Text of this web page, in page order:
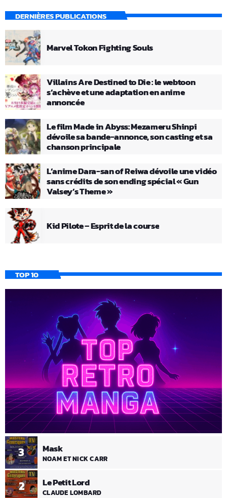
DERNIÈRES PUBLICATIONS
Marvel Tokon Fighting Souls
Villains Are Destined to Die : le webtoon
s’achève et une adaptation en anime
annoncée
Le film Made in Abyss: Mezameru Shinpi
dévoile sa bande-annonce, son casting et sa
chanson principale
L’anime Dara-san of Reiwa dévoile une vidéo
sans crédits de son ending spécial « Gun
Valsey’s Theme »
Kid Pilote – Esprit de la course
TOP 10
2 Le Petit Lord
CLAUDE LOMBARD
3 Mask
NOAM ET NICK CARR